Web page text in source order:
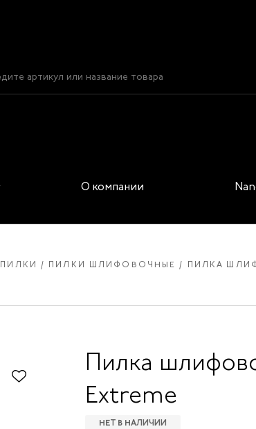
О компании
ПИЛКИ ПИЛКИ ШЛИФОВОЧНЫЕ ПИЛКА
Пилка
Extreme
НЕТ В НАЛИЧИИ